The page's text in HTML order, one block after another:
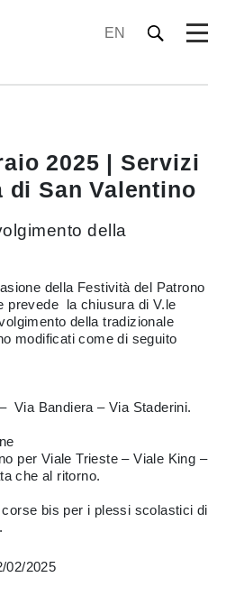
EN
2025 | Servizi
San Valentino
della
della Festività del Patrono
prevede la chiusura di V.le
della tradizionale
modificati come di seguito
Via Bandiera – Via Staderini.
per Viale Trieste – Viale King –
che al ritorno.
bis per i plessi scolastici di
02/2025